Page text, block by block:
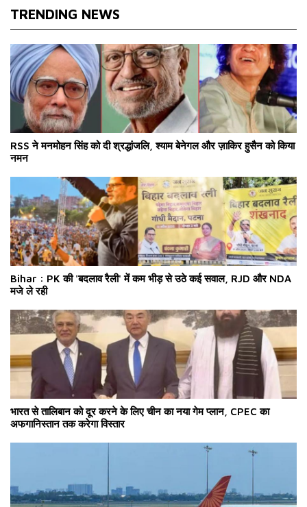
TRENDING NEWS
RSS ने मनमोहन सिंह को दी श्रद्धांजलि, श्याम बेनेगल और ज़ाकिर हुसैन को किया
नमन
Bihar : PK की 'बदलाव रैली' में कम भीड़ से उठे कई सवाल, RJD और NDA
मजे ले रही
भारत से तालिबान को दूर करने के लिए चीन का नया गेम प्लान, CPEC का
अफगानिस्तान तक करेगा विस्तार